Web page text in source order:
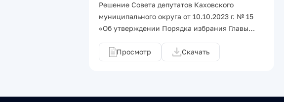
Решение Совета депутатов Каховского
муниципального округа от 10.10.2023 г. № 15
«Об утверждении Порядка избрания Главы…
Просмотр Скачать